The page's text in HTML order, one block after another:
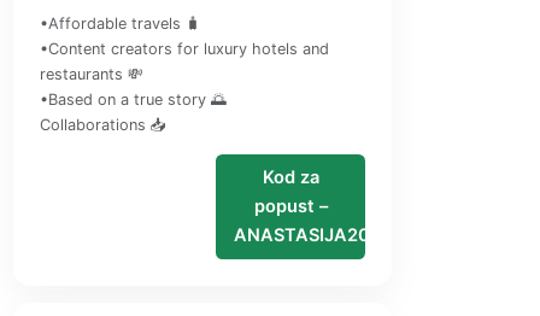
•Affordable travels 🧳
•Content creators for luxury hotels and
restaurants 💸
•Based on a true story 🌅
Collaborations 📥
Kod za
popust –
ANASTASIJA20